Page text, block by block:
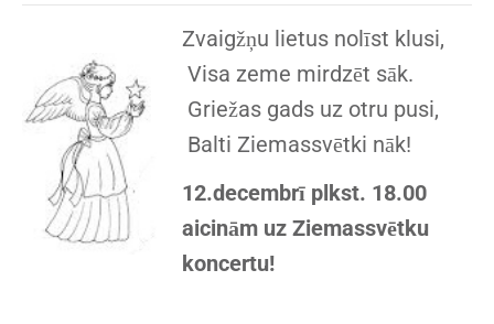
Zvaigžņu lietus nolīst klusi,
Visa zeme mirdzēt sāk.
Griežas gads uz otru pusi,
Balti Ziemassvētki nāk!
12.decembrī plkst. 18.00
aicinām uz Ziemassvētku
koncertu!